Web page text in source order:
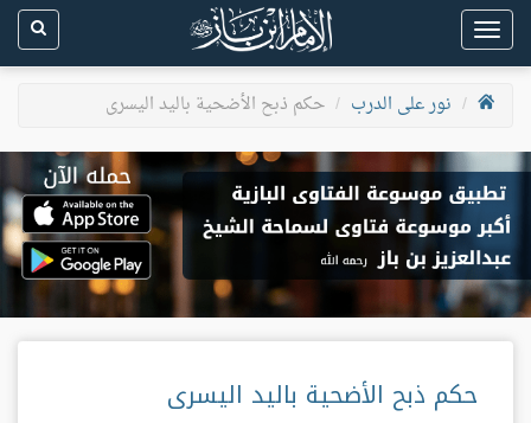
Toggle
navigation
نور على الدرب
حكم ذبح الأضحية باليد اليسرى
حكم ذبح الأضحية باليد اليسرى